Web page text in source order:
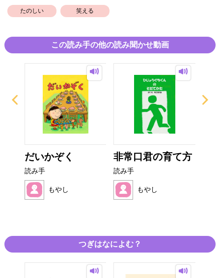
たのしい 笑える
この読み手の他の読み聞かせ動画
だいかぞく
読み手
もやし
非常口君の育て方
読み手
もやし
つぎはなによむ？